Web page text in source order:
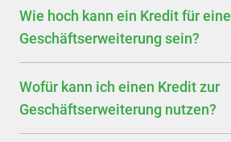
Wie hoch kann ein Kredit für eine
Geschäftserweiterung sein?
Wofür kann ich einen Kredit zur
Geschäftserweiterung nutzen?